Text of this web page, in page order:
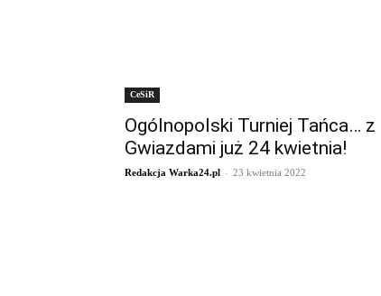
CeSiR
Ogólnopolski Turniej Tańca… z
Gwiazdami już 24 kwietnia!
Redakcja Warka24.pl - 23 kwietnia 2022